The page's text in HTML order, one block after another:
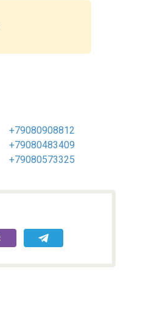
+79080908812
+79080483409
+79080573325